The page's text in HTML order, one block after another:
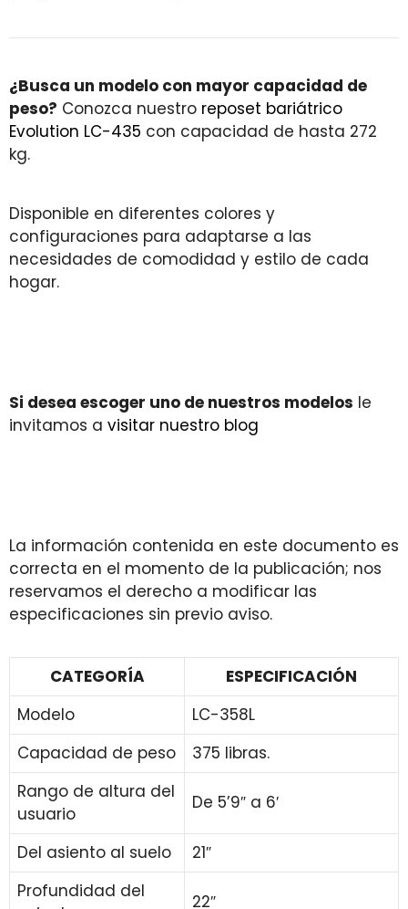
¿Busca un modelo con mayor capacidad de
peso? Conozca nuestro reposet bariátrico
Evolution LC-435 con capacidad de hasta 272
kg.
Disponible en diferentes colores y
configuraciones para adaptarse a las
necesidades de comodidad y estilo de cada
hogar.
Si desea escoger uno de nuestros modelos le
invitamos a visitar nuestro blog
La información contenida en este documento es
correcta en el momento de la publicación; nos
reservamos el derecho a modificar las
especificaciones sin previo aviso.
CATEGORÍA
ESPECIFICACIÓN
Modelo
LC-358L
Capacidad de peso
375 libras.
Rango de altura del
usuario
De 5’9″ a 6′
Del asiento al suelo
21″
Profundidad del
22″